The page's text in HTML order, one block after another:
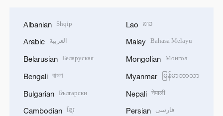
Albanian Shqip
Arabic العربية
Belarusian Беларуская
Bengali বাংলা
Bulgarian Български
Cambodian ខ្មែរ
Lao ລາວ
Malay Bahasa Melayu
Mongolian Монгол
Myanmar မြန်မာဘာသာ
Nepali नेपाली
Persian فارسی